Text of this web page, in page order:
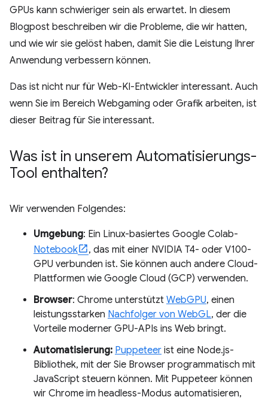
GPUs kann schwieriger sein als erwartet. In diesem
Blogpost beschreiben wir die Probleme, die wir hatten,
und wie wir sie gelöst haben, damit Sie die Leistung Ihrer
Anwendung verbessern können.
Das ist nicht nur für Web-KI-Entwickler interessant. Auch
wenn Sie im Bereich Webgaming oder Grafik arbeiten, ist
dieser Beitrag für Sie interessant.
Was ist in unserem Automatisierungs-
Tool enthalten?
Wir verwenden Folgendes:
Umgebung: Ein Linux-basiertes Google Colab-
Notebook
, das mit einer NVIDIA T4- oder V100-
GPU verbunden ist. Sie können auch andere Cloud-
Plattformen wie Google Cloud (GCP) verwenden.
Browser: Chrome unterstützt WebGPU, einen
leistungsstarken Nachfolger von WebGL, der die
Vorteile moderner GPU-APIs ins Web bringt.
Automatisierung: Puppeteer ist eine Node.js-
Bibliothek, mit der Sie Browser programmatisch mit
JavaScript steuern können. Mit Puppeteer können
wir Chrome im headless-Modus automatisieren,